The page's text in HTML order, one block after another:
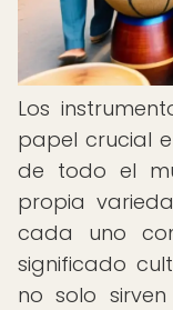
Los
papel crucial
de todo el
propia
cada uno
significado
no solo